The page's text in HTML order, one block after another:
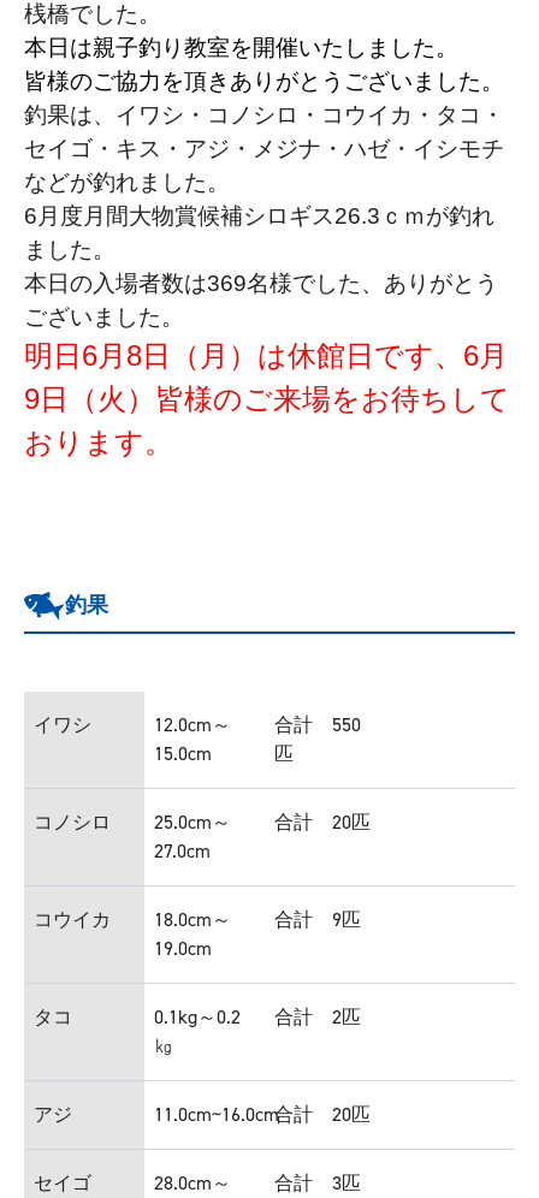
桟橋でした。
本日は親子釣り教室を開催いたしました。
皆様のご協力を頂きありがとうございました。
釣果は、イワシ・コノシロ・コウイカ・タコ・
セイゴ・キス・アジ・メジナ・ハゼ・イシモチ
などが釣れました。
6月度月間大物賞候補シロギス26.3ｃｍが釣れ
ました。
本日の入場者数は369名様でした、ありがとう
ございました。
明日6月8日（月）は休館日です、6月
9日（火）皆様のご来場をお待ちして
おります。
釣果
イワシ
12.0cm～
15.0cm
合計 550
匹
コノシロ
25.0cm～
27.0cm
合計 20匹
コウイカ
18.0cm～
19.0cm
合計 9匹
タコ
0.1kg～0.2
㎏
合計 2匹
アジ 11.0cm~16.0cm合計 20匹
セイゴ
28.0cm～
合計 3匹